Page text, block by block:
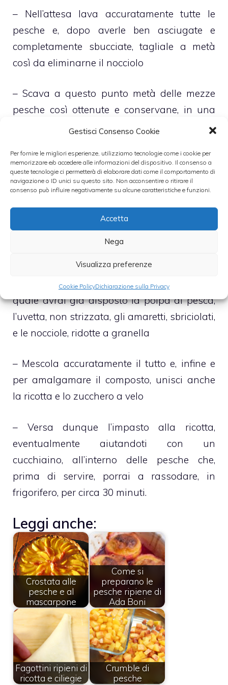
Gestisci Consenso Cookie
Per fornire le migliori esperienze, utilizziamo tecnologie come i cookie per
memorizzare e/o accedere alle informazioni del dispositivo. Il consenso a
queste tecnologie ci permetterà di elaborare dati come il comportamento di
navigazione o ID unici su questo sito. Non acconsentire o ritirare il
consenso può influire negativamente su alcune caratteristiche e funzioni.
Accetta
Nega
Visualizza preferenze
Cookie PolicyDichiarazione sulla Privacy
– Nell’attesa lava accuratamente tutte le
pesche e, dopo averle ben asciugate e
completamente sbucciate, tagliale a metà
così da eliminarne il nocciolo
– Scava a questo punto metà delle mezze
pesche così ottenute e conservane, in una
capiente terrina, tutta la polpa che in questo
– Cuoci quindi le pesche, in forno
preriscaldato a 220 gradi centigradi, per
circa 10 minuti
– Sforna le pesche e aspetta che diventino
– Nell’attesa versa, nella stessa terrina nella
quale avrai già disposto la polpa di pesca,
l’uvetta, non strizzata, gli amaretti, sbriciolati,
e le nocciole, ridotte a granella
– Mescola accuratamente il tutto e, infine e
per amalgamare il composto, unisci anche
la ricotta e lo zucchero a velo
– Versa dunque l’impasto alla ricotta,
eventualmente aiutandoti con un
cucchiaino, all’interno delle pesche che,
prima di servire, porrai a rassodare, in
frigorifero, per circa 30 minuti.
Leggi anche:
Crostata alle
pesche e al
mascarpone
Come si
preparano le
pesche ripiene di
Ada Boni
Fagottini ripieni di
ricotta e ciliegie
Crumble di
pesche